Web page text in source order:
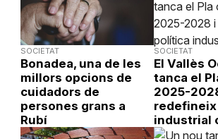
SOCIETAT
Bonadea, una de les
millors opcions de
cuidadors de
persones grans a
Rubí
SOCIETAT
El Vallès
tanca el
2025-
industrial